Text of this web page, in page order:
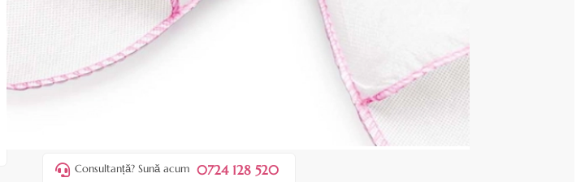
ADAUGĂ ÎN COȘ
Favorite
💸
Consultanță? Sună acum 0724 128 520